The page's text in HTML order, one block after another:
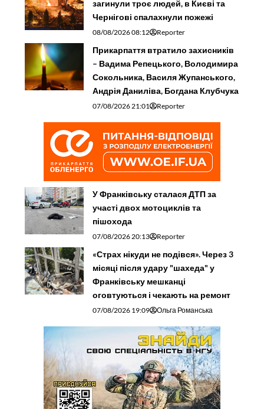
загинули троє людей, в Києві та
Чернігові спалахнули пожежі
08/08/2026 08:12 Reporter
Прикарпаття втратило захисників
– Вадима Репецького, Володимира
Сокольника, Василя Жупанського,
Андрія Даниліва, Богдана Клубчука
07/08/2026 21:01 Reporter
У Франківську сталася ДТП за
участі двох мотоциклів та
пішохода
07/08/2026 20:13 Reporter
«Страх нікуди не подівся». Через 3
місяці після удару "шахеда" у
Франківську мешканці
оговтуються і чекають на ремонт
07/08/2026 19:09 Ольга Романська